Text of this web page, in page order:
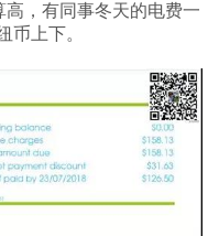
，有同事冬天的电费一
币上下。